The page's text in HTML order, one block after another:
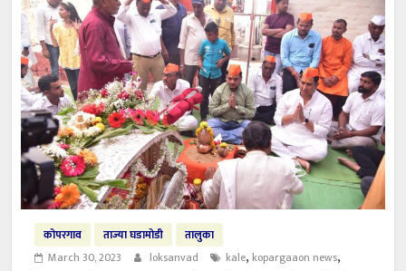
कोपरगाव ताज्या घडामोडी
तालुका
March 30, 2023
loksanvad kale, kopargaaon news,